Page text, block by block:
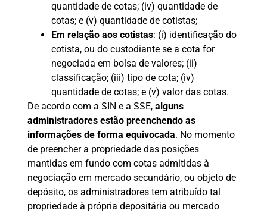
quantidade de cotas; (iv) quantidade de
cotas; e (v) quantidade de cotistas;
Em relação aos cotistas: (i) identificação do
cotista, ou do custodiante se a cota for
negociada em bolsa de valores; (ii)
classificação; (iii) tipo de cota; (iv)
quantidade de cotas; e (v) valor das cotas.
De acordo com a SIN e a SSE, alguns
administradores estão preenchendo as
informações de forma equivocada. No momento
de preencher a propriedade das posições
mantidas em fundo com cotas admitidas à
negociação em mercado secundário, ou objeto de
depósito, os administradores tem atribuído tal
propriedade à própria depositária ou mercado